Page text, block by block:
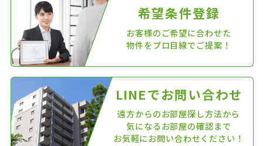
希望条件登録
お客様のご希望に合わせた
物件をプロ目線でご提案！
LINEでお問い合わせ
遠方からのお部屋探し方法から
気になるお部屋の確認まで
お気軽にお問い合わせください！